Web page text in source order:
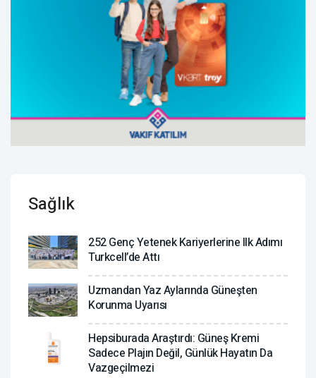
Sağlık
252 Genç Yetenek Kariyerlerine Ilk Adımı
Turkcell’de Attı
Uzmandan Yaz Aylarında Güneşten
Korunma Uyarısı
Hepsiburada Araştırdı: Güneş Kremi
Sadece Plajın Değil, Günlük Hayatın Da
Vazgeçilmezi